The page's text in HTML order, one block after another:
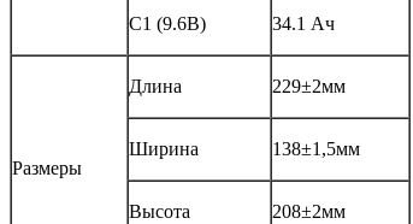
С1 (9.6В) 34.1 Ач
Размеры
Длина 229±2мм
Ширина 138±1,5мм
Высота 208±2мм